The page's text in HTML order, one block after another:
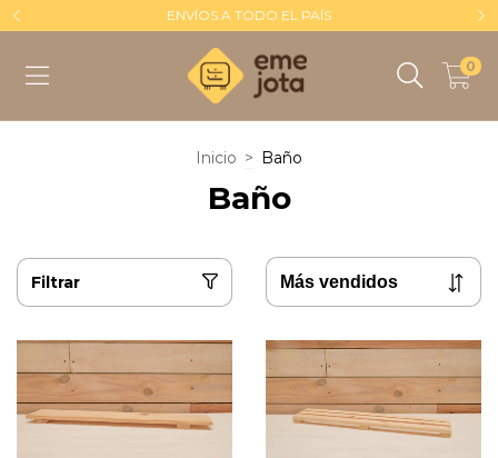
ENVÍOS A TODO EL PAÍS
0
Inicio > Baño
Baño
Filtrar